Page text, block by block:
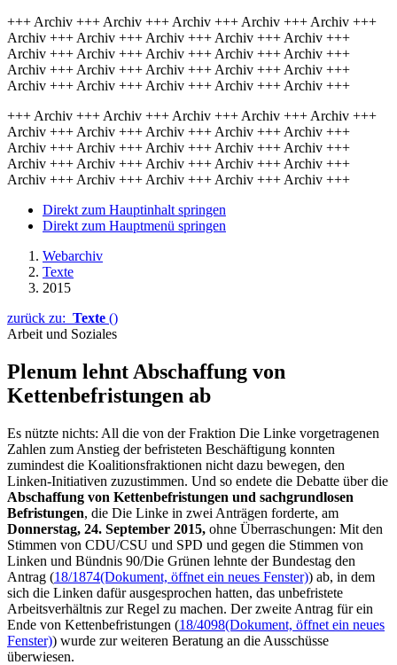
+++ Archiv +++ Archiv +++ Archiv +++ Archiv +++ Archiv +++
Archiv +++ Archiv +++ Archiv +++ Archiv +++ Archiv +++
Archiv +++ Archiv +++ Archiv +++ Archiv +++ Archiv +++
Archiv +++ Archiv +++ Archiv +++ Archiv +++ Archiv +++
Archiv +++ Archiv +++ Archiv +++ Archiv +++ Archiv +++
+++ Archiv +++ Archiv +++ Archiv +++ Archiv +++ Archiv +++
Archiv +++ Archiv +++ Archiv +++ Archiv +++ Archiv +++
Archiv +++ Archiv +++ Archiv +++ Archiv +++ Archiv +++
Archiv +++ Archiv +++ Archiv +++ Archiv +++ Archiv +++
Archiv +++ Archiv +++ Archiv +++ Archiv +++ Archiv +++
Direkt zum Hauptinhalt springen
Direkt zum Hauptmenü springen
Webarchiv
Texte
2015
zurück zu: Texte ()
Arbeit und Soziales
Plenum lehnt Abschaffung von
Kettenbefristungen ab
Es nützte nichts: All die von der Fraktion Die Linke vorgetragenen
Zahlen zum Anstieg der befristeten Beschäftigung konnten
zumindest die Koalitionsfraktionen nicht dazu bewegen, den
Linken-Initiativen zuzustimmen. Und so endete die Debatte über die
Abschaffung von Kettenbefristungen und sachgrundlosen
Befristungen, die Die Linke in zwei Anträgen forderte, am
Donnerstag, 24. September 2015, ohne Überraschungen: Mit den
Stimmen von CDU/CSU und SPD und gegen die Stimmen von
Linken und Bündnis 90/Die Grünen lehnte der Bundestag den
Antrag (18/1874(Dokument, öffnet ein neues Fenster)) ab, in dem
sich die Linken dafür ausgesprochen hatten, das unbefristete
Arbeitsverhältnis zur Regel zu machen. Der zweite Antrag für ein
Ende von Kettenbefristungen (18/4098(Dokument, öffnet ein neues
Fenster)) wurde zur weiteren Beratung an die Ausschüsse
überwiesen.